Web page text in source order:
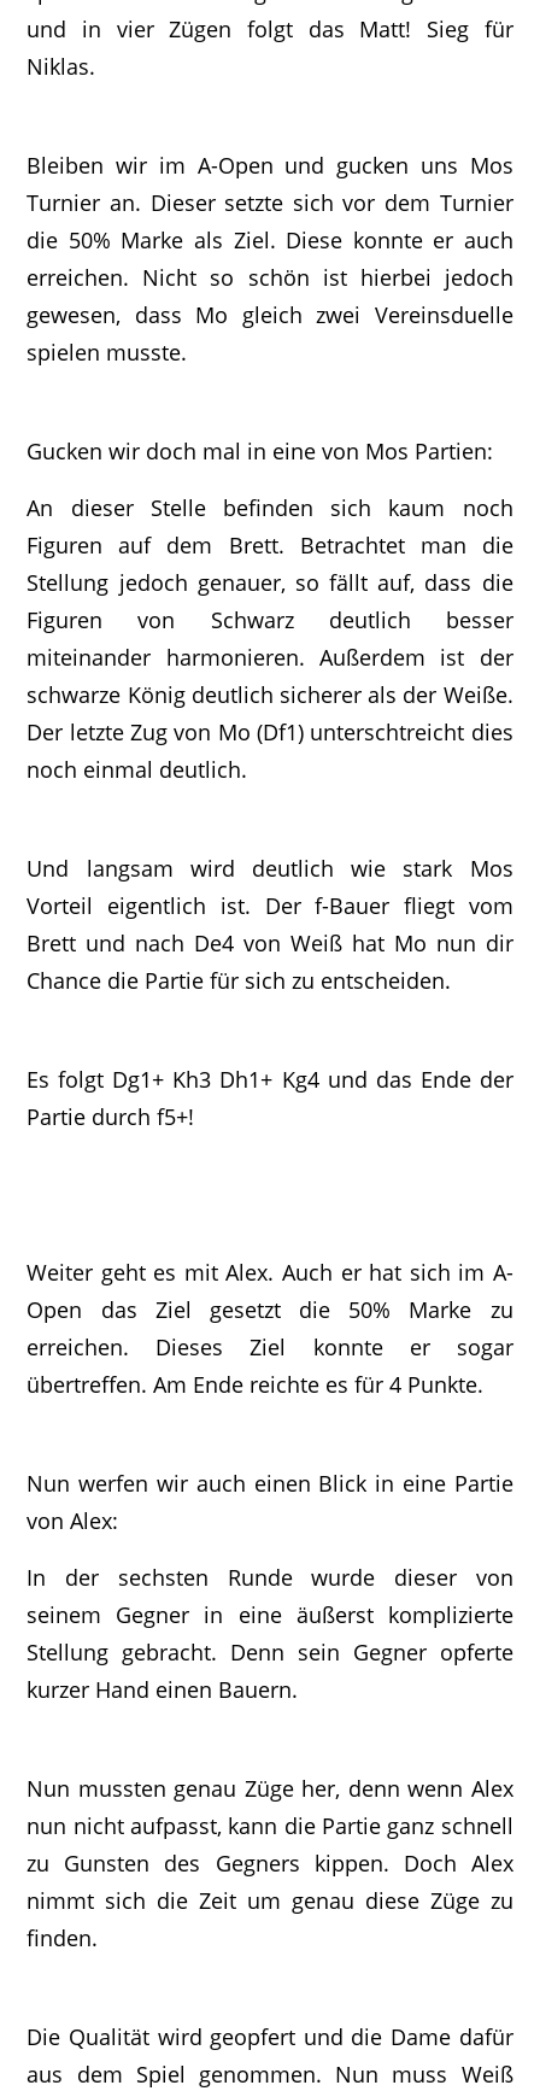
und in vier Zügen folgt das Matt! Sieg für
Niklas.
Bleiben wir im A-Open und gucken uns Mos
Turnier an. Dieser setzte sich vor dem Turnier
die 50% Marke als Ziel. Diese konnte er auch
erreichen. Nicht so schön ist hierbei jedoch
gewesen, dass Mo gleich zwei Vereinsduelle
spielen musste.
Gucken wir doch mal in eine von Mos Partien:
An dieser Stelle befinden sich kaum noch
Figuren auf dem Brett. Betrachtet man die
Stellung jedoch genauer, so fällt auf, dass die
Figuren von Schwarz deutlich besser
miteinander harmonieren. Außerdem ist der
schwarze König deutlich sicherer als der Weiße.
Der letzte Zug von Mo (Df1) unterschtreicht dies
noch einmal deutlich.
Und langsam wird deutlich wie stark Mos
Vorteil eigentlich ist. Der f-Bauer fliegt vom
Brett und nach De4 von Weiß hat Mo nun dir
Chance die Partie für sich zu entscheiden.
Es folgt Dg1+ Kh3 Dh1+ Kg4 und das Ende der
Partie durch f5+!
Weiter geht es mit Alex. Auch er hat sich im A-
Open das Ziel gesetzt die 50% Marke zu
erreichen. Dieses Ziel konnte er sogar
übertreffen. Am Ende reichte es für 4 Punkte.
Nun werfen wir auch einen Blick in eine Partie
von Alex:
In der sechsten Runde wurde dieser von
seinem Gegner in eine äußerst komplizierte
Stellung gebracht. Denn sein Gegner opferte
kurzer Hand einen Bauern.
Nun mussten genau Züge her, denn wenn Alex
nun nicht aufpasst, kann die Partie ganz schnell
zu Gunsten des Gegners kippen. Doch Alex
nimmt sich die Zeit um genau diese Züge zu
finden.
Die Qualität wird geopfert und die Dame dafür
aus dem Spiel genommen. Nun muss Weiß